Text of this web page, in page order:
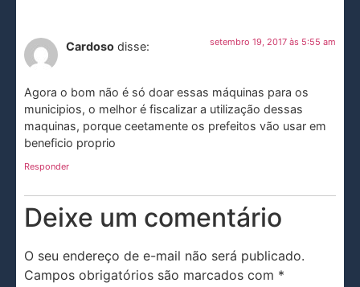
Cardoso disse: setembro 19, 2017 às 5:55 am
Agora o bom não é só doar essas máquinas para os
municipios, o melhor é fiscalizar a utilização dessas
maquinas, porque ceetamente os prefeitos vão usar em
beneficio proprio
Responder
Deixe um comentário
O seu endereço de e-mail não será publicado.
Campos obrigatórios são marcados com *